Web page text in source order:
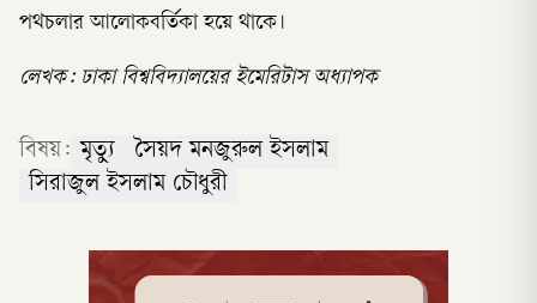
পথচলার আলোকবর্তিকা হয়ে থাকে।
লেখক: ঢাকা বিশ্ববিদ্যালয়ের ইমেরিটাস অধ্যাপক
বিষয়: মৃত্যু
সৈয়দ মনজুরুল ইসলাম
সিরাজুল ইসলাম চৌধুরী